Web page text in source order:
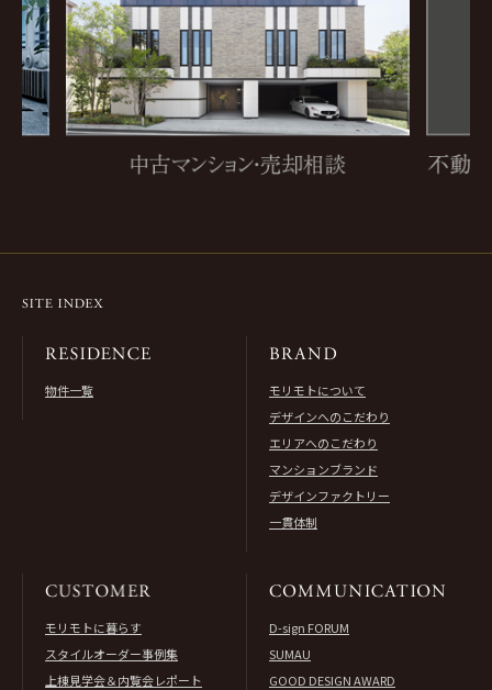
物件一覧
モリモトについて
デザインへのこだわり
エリアへのこだわり
マンションブランド
デザインファクトリー
一貫体制
モリモトに暮らす
スタイルオーダー事例集
上棟見学会＆内覧会レポート
D-sign FORUM
SUMAU
GOOD DESIGN AWARD